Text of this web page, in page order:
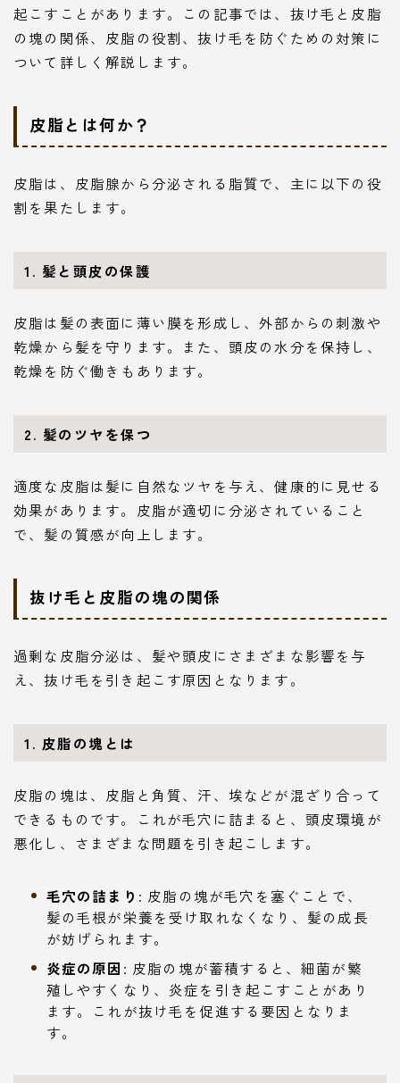
起こすことがあります。この記事では、抜け毛と皮脂
の塊の関係、皮脂の役割、抜け毛を防ぐための対策に
ついて詳しく解説します。
皮脂とは何か？
皮脂は、皮脂腺から分泌される脂質で、主に以下の役
割を果たします。
1. 髪と頭皮の保護
皮脂は髪の表面に薄い膜を形成し、外部からの刺激や
乾燥から髪を守ります。また、頭皮の水分を保持し、
乾燥を防ぐ働きもあります。
2. 髪のツヤを保つ
適度な皮脂は髪に自然なツヤを与え、健康的に見せる
効果があります。皮脂が適切に分泌されていること
で、髪の質感が向上します。
抜け毛と皮脂の塊の関係
過剰な皮脂分泌は、髪や頭皮にさまざまな影響を与
え、抜け毛を引き起こす原因となります。
1. 皮脂の塊とは
皮脂の塊は、皮脂と角質、汗、埃などが混ざり合って
できるものです。これが毛穴に詰まると、頭皮環境が
悪化し、さまざまな問題を引き起こします。
毛穴の詰まり : 皮脂の塊が毛穴を塞ぐことで、
髪の毛根が栄養を受け取れなくなり、髪の成長
が妨げられます。
炎症の原因 : 皮脂の塊が蓄積すると、細菌が繁
殖しやすくなり、炎症を引き起こすことがあり
ます。これが抜け毛を促進する要因となりま
す。